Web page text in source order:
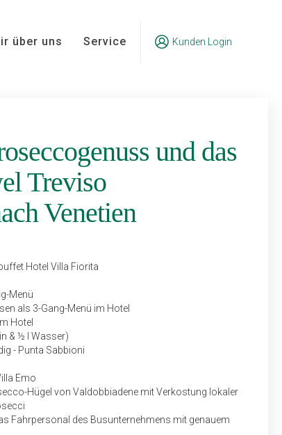
über uns Service Kunden Login
und das
Treviso
Venetien
Hotel Villa Fiorita
Menü
als 3-Gang-Menü im Hotel
Hotel
& ½ l Wasser)
- Punta Sabbioni
Emo
Hügel von Valdobbiadene mit Verkostung lokaler
Fahrpersonal des Busunternehmens mit genauem